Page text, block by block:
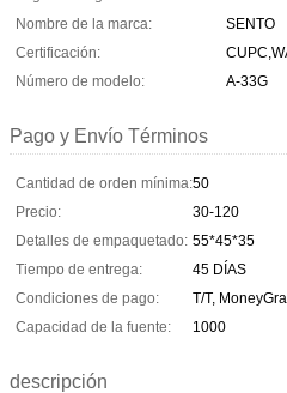
Nombre de la marca:
SENTO
Certificación:
Número de modelo:
A-33G
Pago y Envío Términos
Cantidad de orden mínima:50
Precio:
30-120
Detalles de empaquetado: 55*45*35
Tiempo de entrega:
45 DÍAS
Condiciones de pago:
T/T,
Capacidad de la fuente:
1000
descripción